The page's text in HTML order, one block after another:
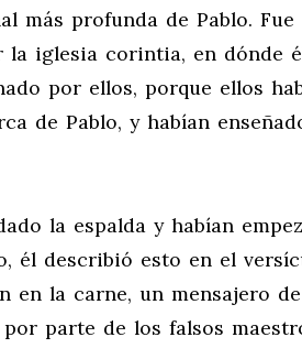
más profunda de Pablo.
iglesia corintia, en dónde
por ellos, porque ellos
de Pablo, y habían
la espalda y habían
él describió esto en el
en la carne, un mensajero
parte de los falsos